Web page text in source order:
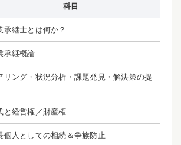
科目
承継士とは何か？
承継概論
リング・状況分析・課題発見・解決策の提
と経営権／財産権
個人としての相続＆争族防止